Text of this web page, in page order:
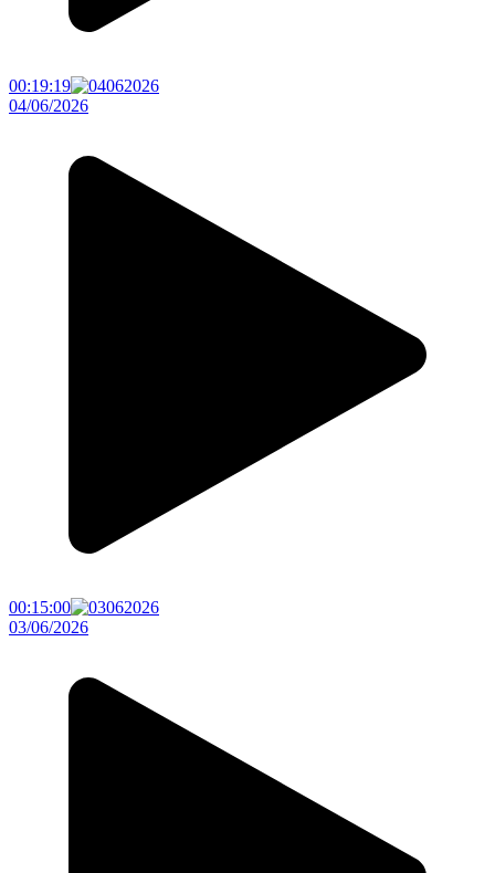
00:19:19
04/06/2026
00:15:00
03/06/2026